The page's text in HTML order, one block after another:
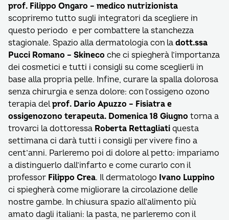
prof. Filippo Ongaro – medico nutrizionista
scopriremo tutto sugli integratori da scegliere in
questo periodo e per combattere la stanchezza
stagionale. Spazio alla dermatologia con la dott.ssa
Pucci Romano – Skineco che ci spiegherà l’importanza
dei cosmetici e tutti i consigli su come sceglierli in
base alla propria pelle. Infine, curare la spalla dolorosa
senza chirurgia e senza dolore: con l’ossigeno ozono
terapia delprof. Dario Apuzzo – Fisiatra e
ossigenozono terapeuta. Domenica 18 Giugno torna a
trovarci la dottoressa Roberta Rettagliati questa
settimana ci darà tutti i consigli per vivere fino a
cent’anni. Parleremo poi di dolore al petto: impariamo
a distinguerlo dall’infarto e come curarlo con il
professor Filippo Crea. Il dermatologo Ivano Luppino
ci spiegherà come migliorare la circolazione delle
nostre gambe. In chiusura spazio all’alimento più
amato dagli italiani: la pasta, ne parleremo con il